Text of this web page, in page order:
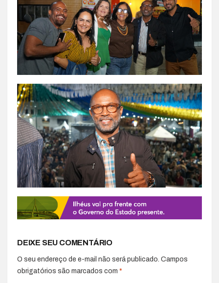
DEIXE SEU COMENTÁRIO
O seu endereço de e-mail não será publicado. Campos
obrigatórios são marcados com *